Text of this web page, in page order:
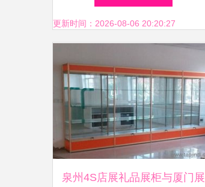
更新时间：2026-08-06 20:20:27
泉州4S店展礼品展柜与厦门展